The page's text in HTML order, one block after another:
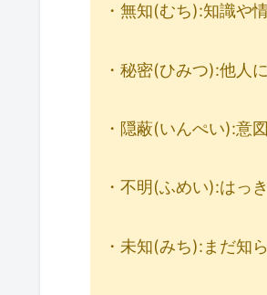
・無知(むち):知識や
・秘密(ひみつ):他人
・隠蔽(いんぺい):意
・不明(ふめい):はっ
・未知(みち):まだ知